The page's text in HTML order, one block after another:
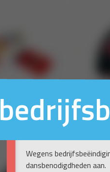
Wegens
dansbenodigdheden aan.